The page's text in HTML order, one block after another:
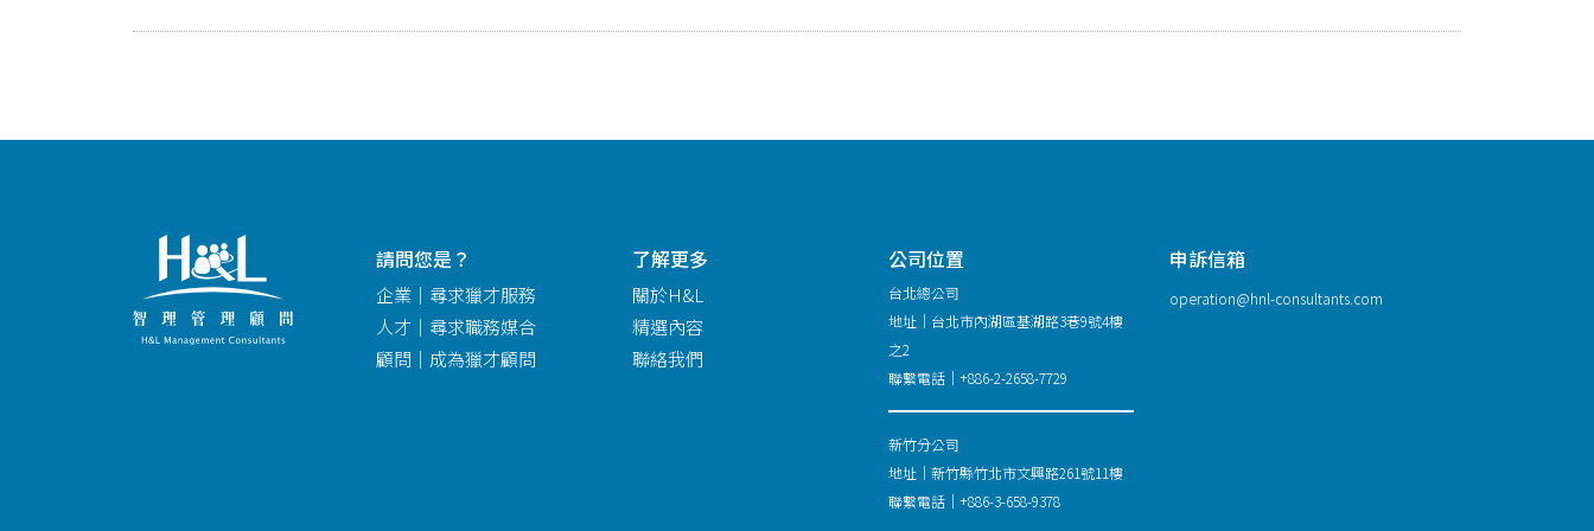
請問您是？
企業｜尋求獵才服務
人才｜尋求職務媒合
顧問｜成為獵才顧問
了解更多
關於H&L
精選內容
聯絡我們
公司位置
台北總公司
地址｜台北市內湖區基湖路3巷9號4樓
之2
聯繫電話｜+886-2-2658-7729
新竹分公司
地址｜新竹縣竹北市文興路261號11樓
聯繫電話｜+886-3-658-9378
申訴信箱
operation@hnl-consultants.com